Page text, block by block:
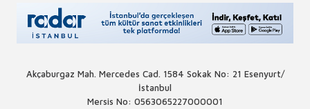
Akçaburgaz Mah. Mercedes Cad. 1584 Sokak No: 21 Esenyurt/
İstanbul
Mersis No: 0563065227000001